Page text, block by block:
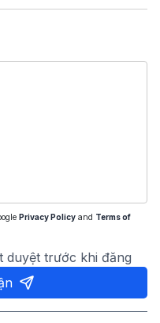
Privacy Policy and Terms of
duyệt trước khi đăng